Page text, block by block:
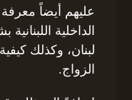
عليهم أيضاً
الداخلية
لبنان، وكذلك
الزواج.